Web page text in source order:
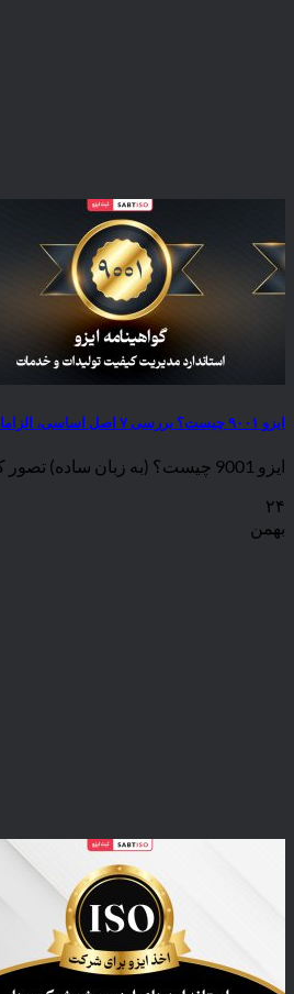
ایزو ۹۰۰۱ چیست؟ بررسی ۷ اصل اساسی، الزامات و مراحل اخذ ISO 9001
ایزو 9001 چیست؟ (به زبان ساده) تصور کنید یک رستوران دارید. ایزو ۹۰۰۱ به شما [...]
۲۴
بهمن